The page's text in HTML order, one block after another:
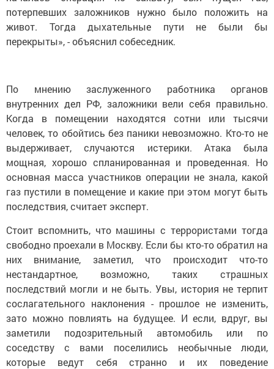
потерпевших заложников нужно было положить на
живот. Тогда дыхательные пути не были бы
перекрыты», - объяснил собеседник.
По мнению заслуженного работника органов
внутренних дел РФ, заложники вели себя правильно.
Когда в помещении находятся сотни или тысячи
человек, то обойтись без паники невозможно. Кто-то не
выдерживает, случаются истерики. Атака была
мощная, хорошо спланированная и проведенная. Но
основная масса участников операции не знала, какой
газ пустили в помещение и какие при этом могут быть
последствия, считает эксперт.
Стоит вспомнить, что машины с террористами тогда
свободно проехали в Москву. Если бы кто-то обратил на
них внимание, заметил, что происходит что-то
нестандартное, возможно, таких страшных
последствий могли и не быть. Увы, история не терпит
сослагательного наклонения - прошлое не изменить,
зато можно повлиять на будущее. И если, вдруг, вы
заметили подозрительный автомобиль или по
соседству с вами поселились необычные люди,
которые ведут себя странно и их поведение